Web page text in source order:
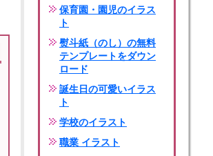
保育園・園児のイラス
ト
熨斗紙（のし）の無料
テンプレートをダウン
ロード
誕生日の可愛いイラス
ト
学校のイラスト
職業 イラスト